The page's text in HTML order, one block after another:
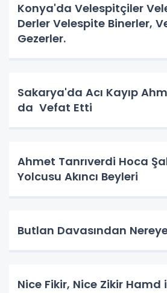
Konya'da Velespitçiler
Derler Velespite Binerler,
Gezerler.
Sakarya'da Acı Kayıp
da Vefat Etti
Ahmet Tanrıverdi Hoca
Yolcusu Akıncı Beyleri
Butlan Davasından
Nice Fikir, Nice Zikir Hamd